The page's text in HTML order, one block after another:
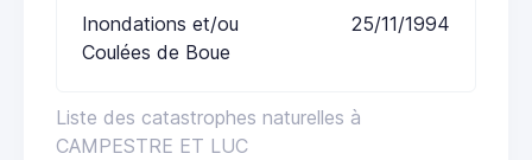
Liste des catastrophes naturelles à
CAMPESTRE ET LUC
Inondations et/ou
Coulées de Boue
25/11/1994